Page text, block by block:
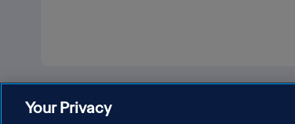
Your Privacy